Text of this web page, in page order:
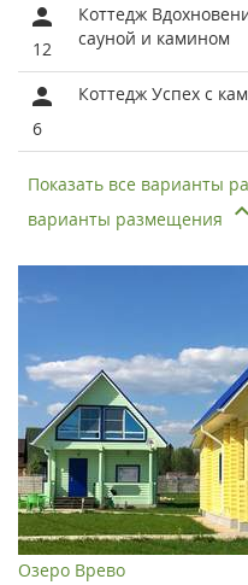
12
Коттедж
сауной и камином
6
Коттедж Успех с
Показать все варианты
варианты размещения
Озеро Врево